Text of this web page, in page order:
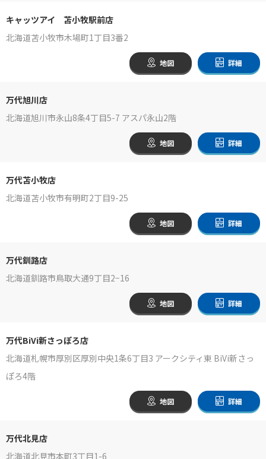
キャッツアイ 苫小牧駅前店
北海道苫小牧市木場町1丁目3番2
地図 詳細
万代旭川店
北海道旭川市永山8条4丁目5-7 アスパ永山2階
地図 詳細
万代苫小牧店
北海道苫小牧市有明町2丁目9-25
地図 詳細
万代釧路店
北海道釧路市鳥取大通9丁目2−16
地図 詳細
万代BiVi新さっぽろ店
北海道札幌市厚別区厚別中央1条6丁目3 アークシティ東 BiVi新さっ
ぽろ4階
地図 詳細
万代北見店
北海道北見市本町3丁目1-6